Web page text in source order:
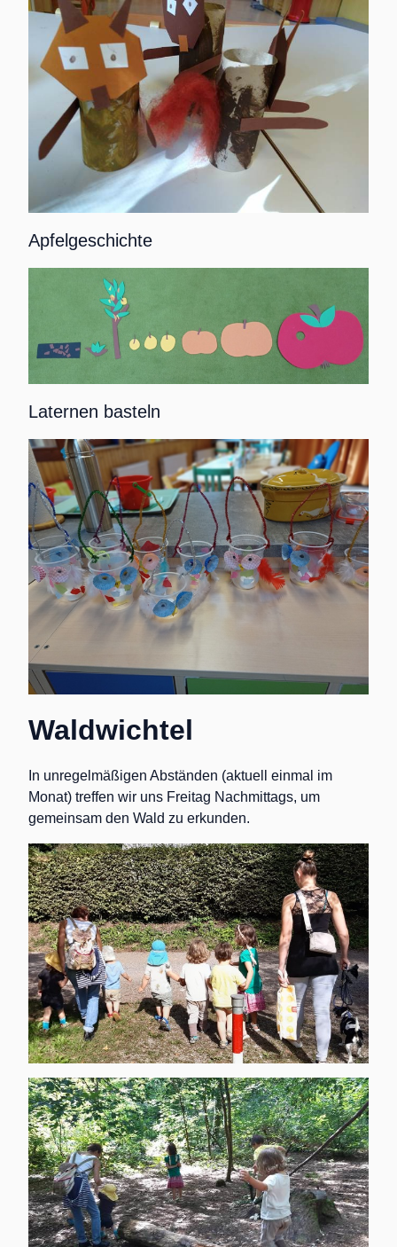
Apfelgeschichte
Laternen basteln
Waldwichtel
In unregelmäßigen Abständen (aktuell einmal im
Monat) treffen wir uns Freitag Nachmittags, um
gemeinsam den Wald zu erkunden.